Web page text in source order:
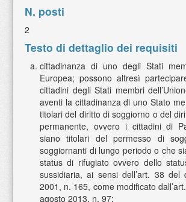
N. posti
2
Testo di dettaglio dei requisiti
cittadinanza di uno degli Stati
Europea; possono altresì
cittadini degli Stati membri
aventi la cittadinanza di uno Stato
titolari del diritto di soggiorno o del
permanente, ovvero i cittadini di
siano titolari del permesso di
soggiornanti di lungo periodo o che
status di rifugiato ovvero dello
sussidiaria, ai sensi dell’art. 38 del
2001, n. 165, come modificato
agosto 2013, n. 97;